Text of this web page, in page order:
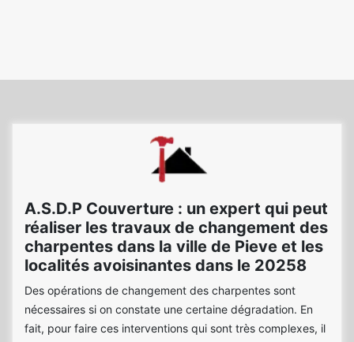
A.S.D.P Couverture : un expert qui peut
réaliser les travaux de changement des
charpentes dans la ville de Pieve et les
localités avoisinantes dans le 20258
Des opérations de changement des charpentes sont
nécessaires si on constate une certaine dégradation. En
fait, pour faire ces interventions qui sont très complexes, il